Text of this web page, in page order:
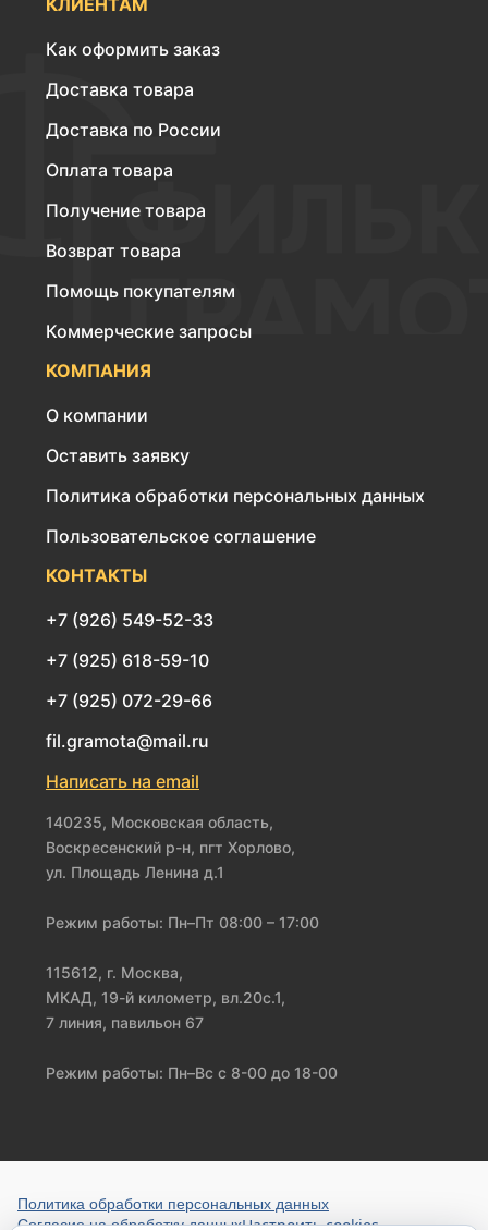
КЛИЕНТАМ
Как оформить заказ
Доставка товара
Доставка по России
Оплата товара
Получение товара
Возврат товара
Помощь покупателям
Коммерческие запросы
КОМПАНИЯ
О компании
Оставить заявку
Политика обработки персональных данных
Пользовательское соглашение
КОНТАКТЫ
+7 (926) 549-52-33
+7 (925) 618-59-10
+7 (925) 072-29-66
fil.gramota@mail.ru
Написать на email
140235, Московская область,
Воскресенский р-н, пгт Хорлово,
ул. Площадь Ленина д.1
Режим работы: Пн–Пт 08:00 – 17:00
115612, г. Москва,
МКАД, 19-й километр, вл.20с.1,
7 линия, павильон 67
Режим работы: Пн–Вс с 8-00 до 18-00
Политика обработки персональных данных
Согласие на обработку данныхНастроить cookies